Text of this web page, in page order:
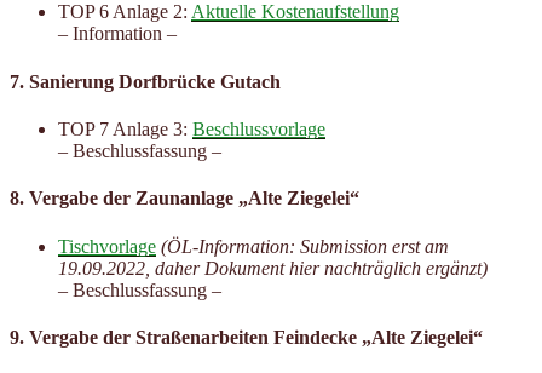
TOP 6 Anlage 2: Aktuelle Kostenaufstellung
– Information –
7. Sanierung Dorfbrücke Gutach
TOP 7 Anlage 3: Beschlussvorlage
– Beschlussfassung –
8. Vergabe der Zaunanlage „Alte Ziegelei“
Tischvorlage (ÖL-Information: Submission erst am
19.09.2022, daher Dokument hier nachträglich ergänzt)
– Beschlussfassung –
9. Vergabe der Straßenarbeiten Feindecke „Alte Ziegelei“